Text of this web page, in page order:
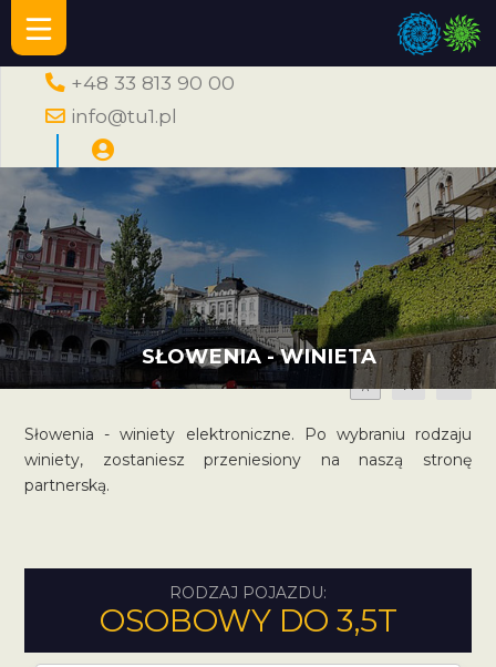
+48 33 813 90 00
info@tu1.pl
SŁOWENIA - WINIETA
A A A
Słowenia - winiety elektroniczne. Po wybraniu rodzaju
winiety, zostaniesz przeniesiony na naszą stronę
partnerską.
RODZAJ POJAZDU:
OSOBOWY DO 3,5T